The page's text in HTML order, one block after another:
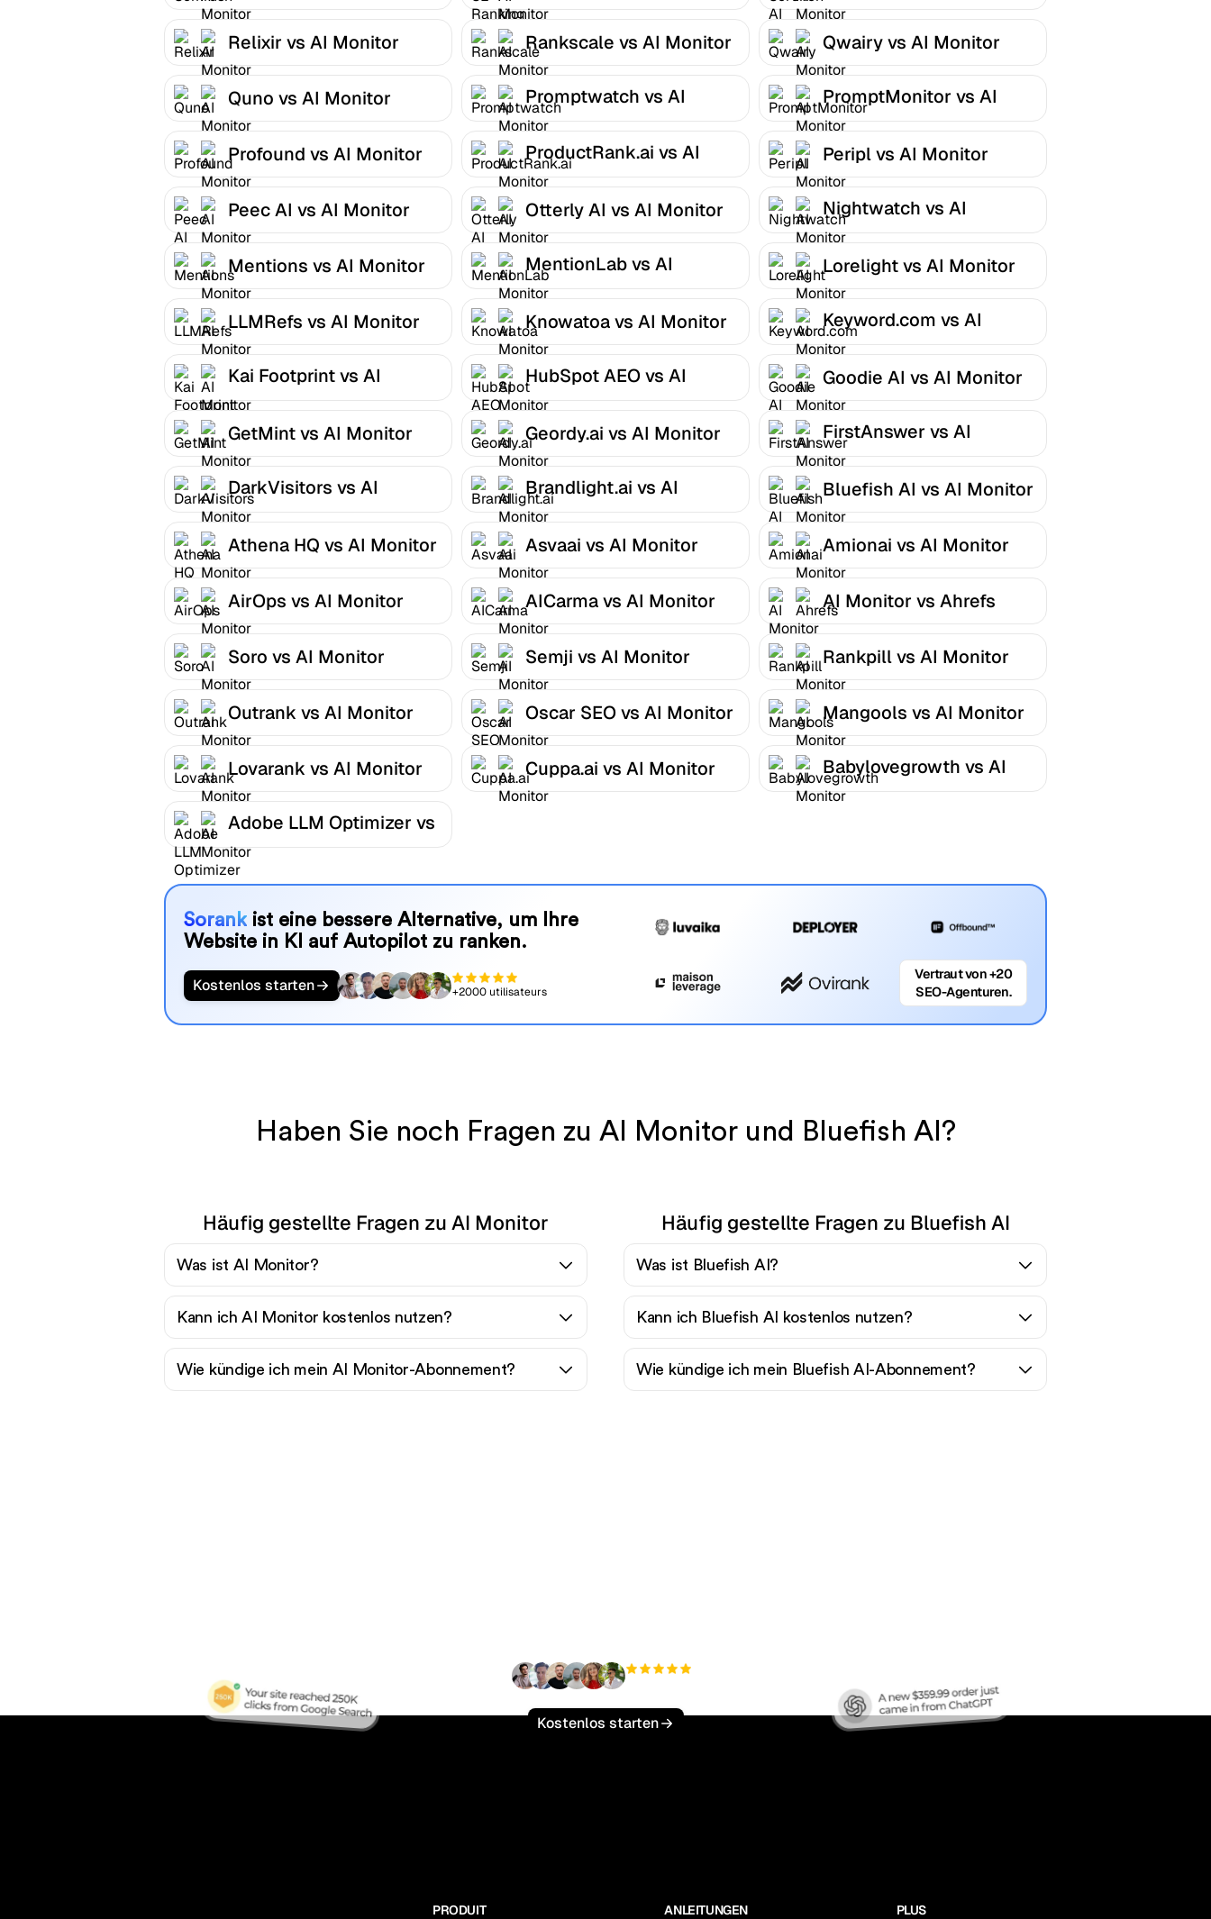
Relixir vs AI Monitor Rankscale vs AI Monitor Qwairy vs AI Monitor
Quno vs AI Monitor
Promptwatch vs AI
Monitor
PromptMonitor vs AI
Monitor
Profound vs AI Monitor
ProductRank.ai vs AI
Monitor
Peripl vs AI Monitor
Peec AI vs AI Monitor Otterly AI vs AI Monitor
Nightwatch vs AI
Monitor
Mentions vs AI Monitor
MentionLab vs AI
Monitor
Lorelight vs AI Monitor
LLMRefs vs AI Monitor Knowatoa vs AI Monitor
Keyword.com vs AI
Monitor
Kai Footprint vs AI
Monitor
HubSpot AEO vs AI
Monitor
Goodie AI vs AI Monitor
GetMint vs AI Monitor Geordy.ai vs AI Monitor
FirstAnswer vs AI
Monitor
DarkVisitors vs AI
Monitor
Brandlight.ai vs AI
Monitor
Bluefish AI vs AI Monitor
Athena HQ vs AI Monitor Asvaai vs AI Monitor Amionai vs AI Monitor
AirOps vs AI Monitor AICarma vs AI Monitor AI Monitor vs Ahrefs
Soro vs AI Monitor Semji vs AI Monitor Rankpill vs AI Monitor
Outrank vs AI Monitor Oscar SEO vs AI Monitor Mangools vs AI Monitor
Lovarank vs AI Monitor Cuppa.ai vs AI Monitor
Babylovegrowth vs AI
Monitor
Adobe LLM Optimizer vs
AI Monitor
Sorankist eine bessere Alternative, um Ihre
Website in KI auf Autopilot zu ranken.
Kostenlos starten +2000 utilisateurs
Vertraut von +20
SEO-Agenturen.
Haben Sie noch Fragen zu AI Monitor und Bluefish AI?
Häufig gestellte Fragen zu AI Monitor
Was ist AI Monitor?
Kann ich AI Monitor kostenlos nutzen?
Wie kündige ich mein AI Monitor-Abonnement?
Häufig gestellte Fragen zu Bluefish AI
Was ist Bluefish AI?
Kann ich Bluefish AI kostenlos nutzen?
Wie kündige ich mein Bluefish AI-Abonnement?
Kostenlos starten
PRODUIT ANLEITUNGEN PLUS